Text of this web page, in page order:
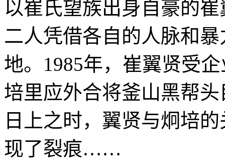
以崔氏望族出身自豪的
二人凭借各自的人脉和
地。1985年，崔翼贤受
培里应外合将釜山黑帮
日上之时，翼贤与炯培
现了裂痕……